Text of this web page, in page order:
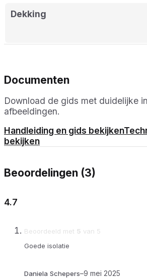
Dekking
Documenten
Download de gids met duidelijke
afbeeldingen.
Handleiding en gids bekijken
bekijken
Beoordelingen (3)
4.7
Beoordeeld met 5 van 5
Daniela Schepers–9 mei 2025
Goede isolatie